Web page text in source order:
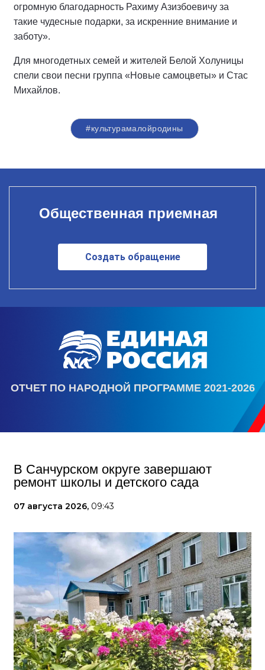
огромную благодарность Рахиму Азизбоевичу за
такие чудесные подарки, за искренние внимание и
заботу».
Для многодетных семей и жителей Белой Холуницы
спели свои песни группа «Новые самоцветы» и Стас
Михайлов.
#культурамалойродины
Общественная приемная
Создать обращение
ОТЧЕТ ПО НАРОДНОЙ ПРОГРАММЕ 2021-2026
В Санчурском округе завершают
ремонт школы и детского сада
07 августа 2026, 09:43